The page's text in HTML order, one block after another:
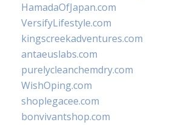
HamadaOfJapan.com
VersifyLifestyle.com
kingscreekadventures.com
antaeuslabs.com
purelycleanchemdry.com
WishOping.com
shoplegacee.com
bonvivantshop.com